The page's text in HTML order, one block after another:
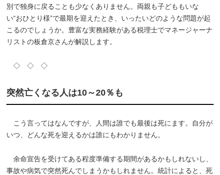
別で独身に戻ることも少なくありません。両親も子どももいな
い“おひとり様”で最期を迎えたとき、いったいどのような問題が起
こるのでしょうか。豊富な実務経験がある税理士でマネージャーナ
リストの板倉京さんが解説します。
◇ ◇ ◇
突然亡くなる人は10～20％も
こう言ってはなんですが、人間は誰でも最後は死にます。自分が
いつ、どんな死を迎えるかは誰にもわかりません。
余命宣告を受けてある程度準備する期間があるかもしれないし、
事故や病気で突然死んでしまうかもしれません。統計によると、死